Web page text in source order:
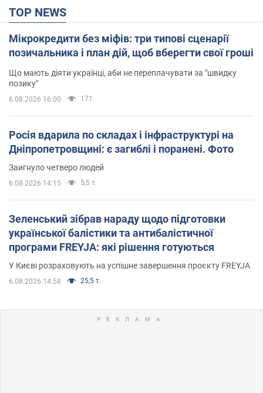
TOP NEWS
Мікрокредити без міфів: три типові сценарії
позичальника і план дій, щоб вберегти свої гроші
Що мають діяти українці, аби не переплачувати за "швидку
позику"
6.08.2026 16:00 171
Росія вдарила по складах і інфраструктурі на
Дніпропетровщині: є загиблі і поранені. Фото
Заигнуло четверо людей
6.08.2026 14:15 5,5 т.
Зеленський зібрав нараду щодо підготовки
української балістики та антибалістичної
програми FREYJA: які рішення готуються
У Києві розраховують на успішне завершення проєкту FREYJA
6.08.2026 14:58 25,5 т.